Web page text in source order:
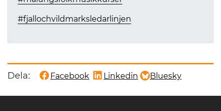
#fjallochvildmarksledarlinjen
Dela: Dela denna sida på
Facebook
Dela denna sida på
Linkedin
Dela denna sida på
Bluesky